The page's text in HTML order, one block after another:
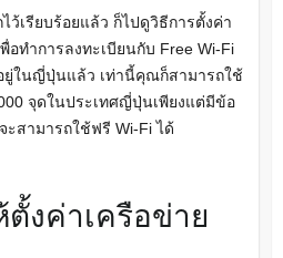
เรียบร้อยแล้ว ก็ไปดูวิธีการตั้งค่า
อทำการลงทะเบียนกับ Free Wi-Fi
ยู่ในญี่ปุ่นแล้ว เท่านี้คุณก็สามารถใช้
จุดในประเทศญี่ปุ่นเพียงแต่มีข้อ
ะสามารถใช้ฟรี Wi-Fi ได้
งค่าเครือข่าย